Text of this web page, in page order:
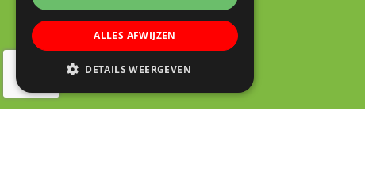
ALLES AFWIJZEN
DETAILS WEERGEVEN